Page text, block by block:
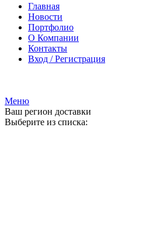
Главная
Новости
Портфолио
О Компании
Контакты
Вход / Регистрация
Меню
Ваш регион доставки
Выберите из списка: